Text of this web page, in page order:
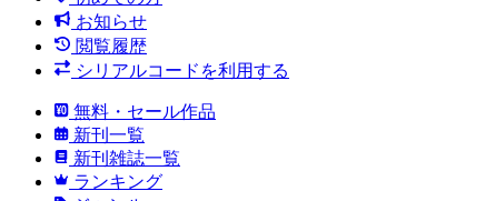
お知らせ
閲覧履歴
シリアルコードを利用する
無料・セール作品
新刊一覧
新刊雑誌一覧
ランキング